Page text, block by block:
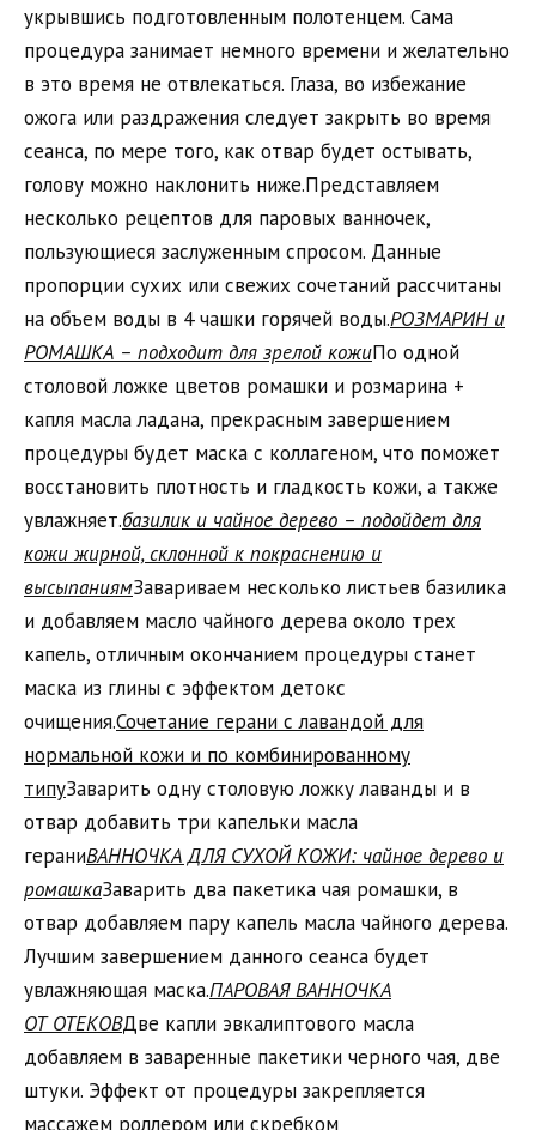
укрывшись подготовленным полотенцем. Сама
процедура занимает немного времени и желательно
в это время не отвлекаться. Глаза, во избежание
ожога или раздражения следует закрыть во время
сеанса, по мере того, как отвар будет остывать,
голову можно наклонить ниже.Представляем
несколько рецептов для паровых ванночек,
пользующиеся заслуженным спросом. Данные
пропорции сухих или свежих сочетаний рассчитаны
на объем воды в 4 чашки горячей воды.РОЗМАРИН и
РОМАШКА – подходит для зрелой кожиПо одной
столовой ложке цветов ромашки и розмарина +
капля масла ладана, прекрасным завершением
процедуры будет маска с коллагеном, что поможет
восстановить плотность и гладкость кожи, а также
увлажняет.базилик и чайное дерево – подойдет для
кожи жирной, склонной к покраснению и
высыпаниямЗавариваем несколько листьев базилика
и добавляем масло чайного дерева около трех
капель, отличным окончанием процедуры станет
маска из глины с эффектом детокс
очищения.Сочетание герани с лавандой для
нормальной кожи и по комбинированному
типуЗаварить одну столовую ложку лаванды и в
отвар добавить три капельки масла
гераниВАННОЧКА ДЛЯ СУХОЙ КОЖИ: чайное дерево и
ромашкаЗаварить два пакетика чая ромашки, в
отвар добавляем пару капель масла чайного дерева.
Лучшим завершением данного сеанса будет
увлажняющая маска.ПАРОВАЯ ВАННОЧКА
ОТ ОТЕКОВДве капли эвкалиптового масла
добавляем в заваренные пакетики черного чая, две
штуки. Эффект от процедуры закрепляется
массажем роллером или скребком